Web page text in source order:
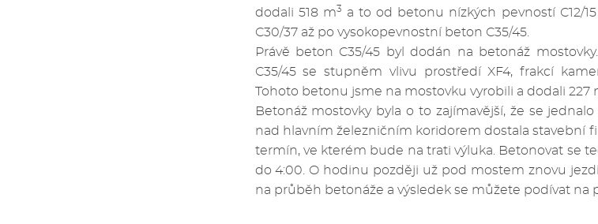
dodali 518 m3
a to od betonu nízkých pevností C12/
C30/37 až po vysokopevnostní beton C35/45.
Právě beton C35/45 byl dodán na betonáž
C35/45 se stupněm vlivu prostředí XF4, frakcí
Tohoto betonu jsme na mostovku vyrobili a dodali 227
Betonáž mostovky byla o to zajímavější, že se
nad hlavním železničním koridorem dostala stavební
termín, ve kterém bude na trati výluka. Betonovat se
do 4:00. O hodinu později už pod mostem znovu
na průběh betonáže a výsledek se můžete podívat na